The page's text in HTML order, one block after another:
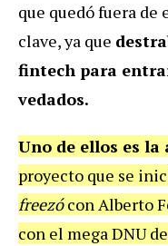
que quedó fuera de
clave, ya que
fintech para
vedados.
Uno de ellos es la
proyecto que se
freezócon Alberto
con el mega DNU